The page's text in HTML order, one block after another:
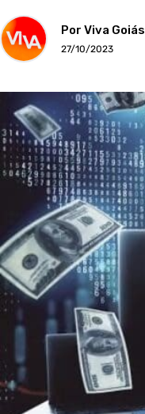
Por Viva Goiás
27/10/2023